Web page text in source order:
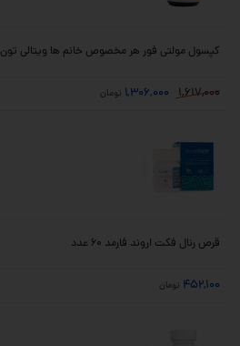
کپسول مولتی فور هر مخصوص خانم ها ویتالی تون 60 عدد
1,617,000
1,306,000 تومان
قرص رنال فکت اروند فارمد 60 عدد
452,100 تومان